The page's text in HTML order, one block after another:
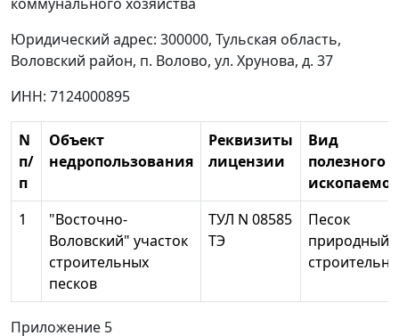
коммунального хозяйства
Юридический адрес: 300000, Тульская область,
Воловский район, п. Волово, ул. Хрунова, д. 37
ИНН: 7124000895
N
п/
п
Объект
недропользования
Реквизиты
лицензии
Вид
полезного
1
"Восточно-
Воловский" участок
строительных
песков
ТУЛ N 08585
ТЭ
Песок
природный
Приложение 5